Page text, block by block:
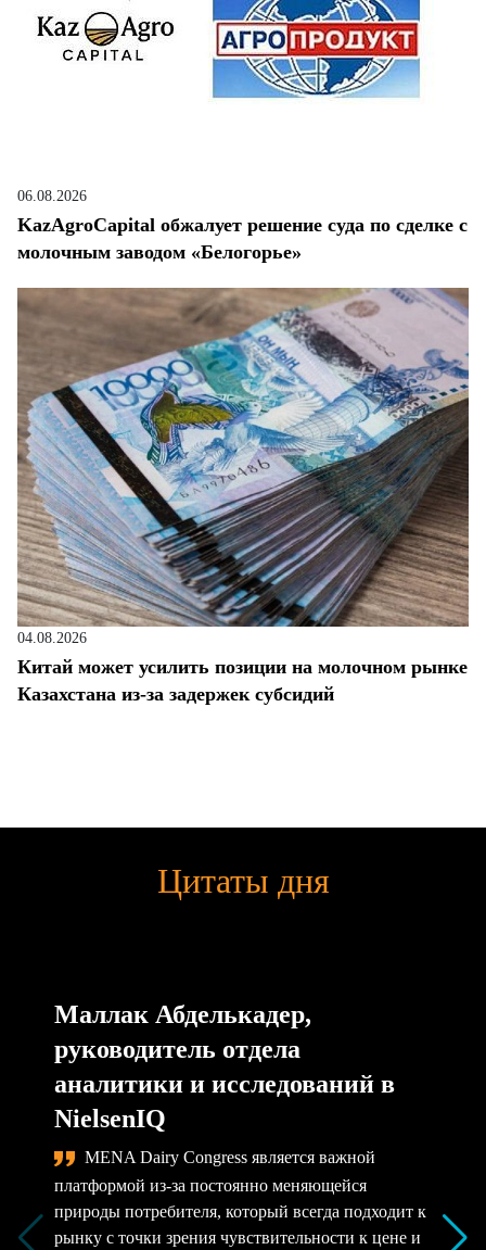
06.08.2026
KazAgroCapital обжалует решение суда по сделке с
молочным заводом «Белогорье»
04.08.2026
Китай может усилить позиции на молочном рынке
Казахстана из-за задержек субсидий
Цитаты дня
Маллак Абделькадер,
руководитель отдела
аналитики и исследований в
NielsenIQ
MENA Dairy Congress является важной
платформой из-за постоянно меняющейся
природы потребителя, который всегда подходит к
рынку с точки зрения чувствительности к цене и